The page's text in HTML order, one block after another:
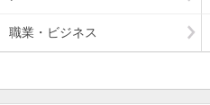
職業・ビジネス